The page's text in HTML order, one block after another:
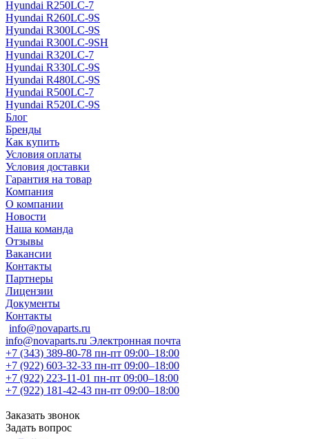
Hyundai R250LC-7
Hyundai R260LC-9S
Hyundai R300LC-9S
Hyundai R300LC-9SH
Hyundai R320LC-7
Hyundai R330LC-9S
Hyundai R480LC-9S
Hyundai R500LC-7
Hyundai R520LC-9S
Блог
Бренды
Как купить
Условия оплаты
Условия доставки
Гарантия на товар
Компания
О компании
Новости
Наша команда
Отзывы
Вакансии
Контакты
Партнеры
Лицензии
Документы
Контакты
info@novaparts.ru
info@novaparts.ru Электронная почта
+7 (343) 389-80-78 пн-пт 09:00–18:00
+7 (922) 603-32-33 пн-пт 09:00–18:00
+7 (922) 223-11-01 пн-пт 09:00–18:00
+7 (922) 181-42-43 пн-пт 09:00–18:00
Заказать звонок
Задать вопрос